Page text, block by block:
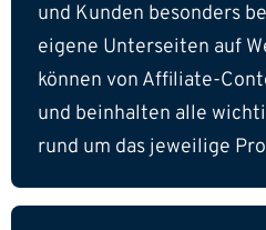
und Kunden besonders
eigene Unterseiten auf
können von Affiliate-
und beinhalten alle
rund um das jeweilige